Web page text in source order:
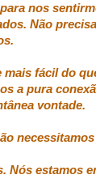
nos
Não
fácil do
a pura
vontade.
necessitamos
Nós estamos